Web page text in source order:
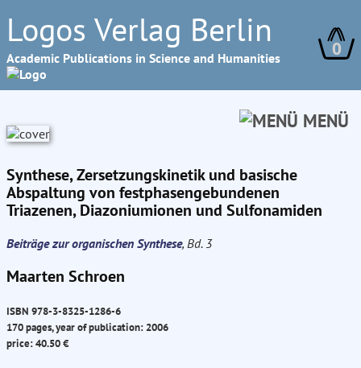
Logos Verlag Berlin
Academic Publications in Science and Humanities 0
MENÜ
Synthese, Zersetzungskinetik und basische
Abspaltung von festphasengebundenen
Triazenen, Diazoniumionen und Sulfonamiden
Beiträge zur organischen Synthese, Bd. 3
Maarten Schroen
ISBN 978-3-8325-1286-6
170 pages, year of publication: 2006
price: 40.50 €